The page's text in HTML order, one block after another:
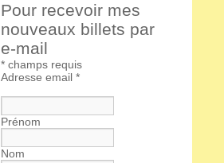
Pour recevoir mes
nouveaux billets par
e-mail
* champs requis
Adresse email *
Prénom
Nom